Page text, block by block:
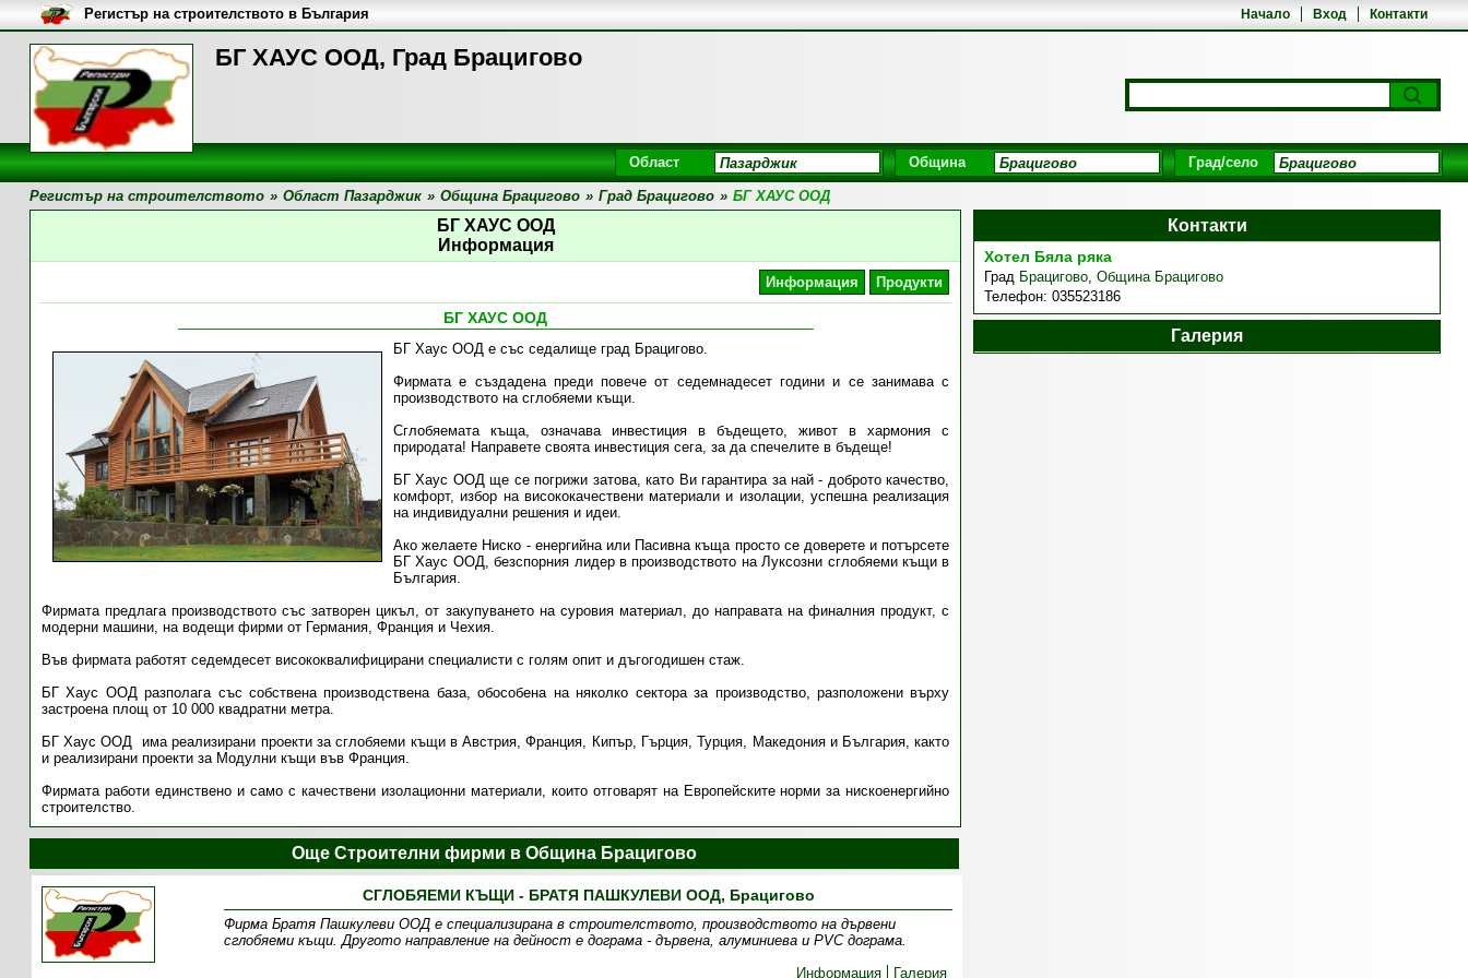
БГ ХАУС ООД, Град Брацигово
Начало Вход Контакти
Регистър на строителството в България
Област Община Град/село
Регистър на строителството » Област Пазарджик » Община Брацигово » Град Брацигово » БГ ХАУС ООД
БГ ХАУС ООД
Информация
Информация Продукти
БГ ХАУС ООД
БГ Хаус ООД е със седалище град Брацигово.
Фирмата е създадена преди повече от седемнадесет години и се занимава с
производството на сглобяеми къщи.
Сглобяемата къща, означава инвестиция в бъдещето, живот в хармония с
природата! Направете своята инвестиция сега, за да спечелите в бъдеще!
БГ Хаус ООД ще се погрижи затова, като Ви гарантира за най - доброто качество,
комфорт, избор на висококачествени материали и изолации, успешна реализация
на индивидуални решения и идеи.
Ако желаете Ниско - енергийна или Пасивна къща просто се доверете и потърсете
БГ Хаус ООД, безспорния лидер в производството на Луксозни сглобяеми къщи в
България.
Фирмата предлага производството със затворен цикъл, от закупуването на суровия материал, до направата на финалния продукт, с
модерни машини, на водещи фирми от Германия, Франция и Чехия.
Във фирмата работят седемдесет висококвалифицирани специалисти с голям опит и дъгогодишен стаж.
БГ Хаус ООД разполага със собствена производствена база, обособена на няколко сектора за производство, разположени върху
застроена площ от 10 000 квадратни метра.
БГ Хаус ООД има реализирани проекти за сглобяеми къщи в Австрия, Франция, Кипър, Гърция, Турция, Македония и България, както
и реализирани проекти за Модулни къщи във Франция.
Фирмата работи единствено и само с качествени изолационни материали, които отговарят на Европейските норми за нискоенергийно
строителство.
Контакти
Хотел Бяла ряка
Град Брацигово, Община Брацигово
Телефон: 035523186
Галерия
Още Строителни фирми в Община Брацигово
СГЛОБЯЕМИ КЪЩИ - БРАТЯ ПАШКУЛЕВИ ООД, Брацигово
Фирма Братя Пашкулеви ООД е специализирана в строителството, производството на дървени
сглобяеми къщи. Другото направление на дейност е дограма - дървена, алуминиева и PVC дограма.
Информация
Галерия